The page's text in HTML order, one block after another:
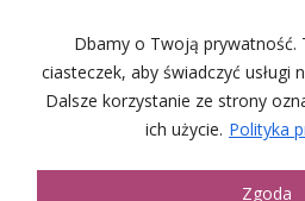
Dbamy o Twoją prywatność.
ciasteczek, aby świadczyć usługi
Dalsze korzystanie ze strony
ich użycie. Polityka
Zgoda
© 2026 Wydawnictwo Trzecie Oko.